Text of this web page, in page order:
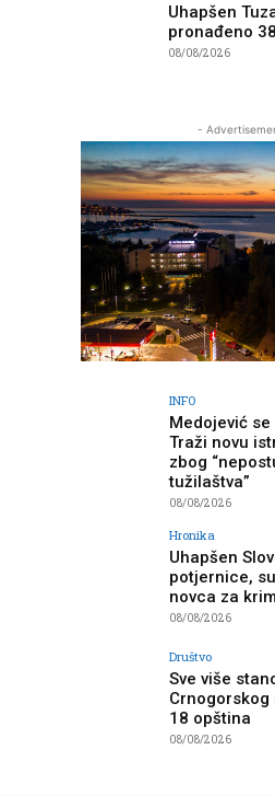
Uhapšen
pronađeno
08/08/2026
-
INFO
Medojević
Traži novu
zbog
tužilaštva”
08/08/2026
Hronika
Uhapšen
potjernice,
novca za
08/08/2026
Društvo
Sve više
Crnogorskog
18 opština
08/08/2026